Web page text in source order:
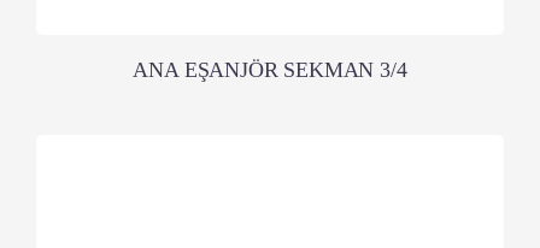
ANA EŞANJÖR SEKMAN 3/4